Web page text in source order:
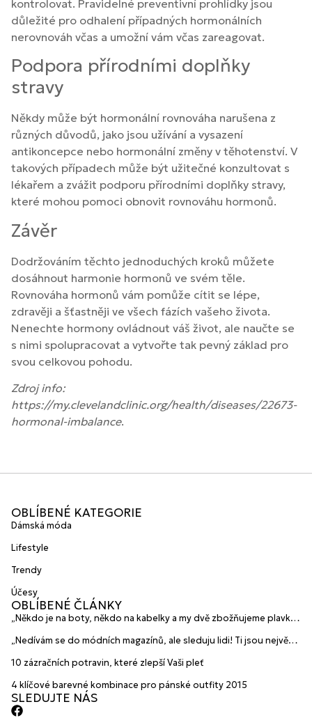
kontrolovat. Pravidelné preventivní prohlídky jsou
důležité pro odhalení případných hormonálních
nerovnováh včas a umožní vám včas zareagovat.
Podpora přírodními doplňky
stravy
Někdy může být hormonální rovnováha narušena z
různých důvodů, jako jsou užívání a vysazení
antikoncepce nebo hormonální změny v těhotenství. V
takových případech může být užitečné konzultovat s
lékařem a zvážit podporu přírodními doplňky stravy,
které mohou pomoci obnovit rovnováhu hormonů.
Závěr
Dodržováním těchto jednoduchých kroků můžete
dosáhnout harmonie hormonů ve svém těle.
Rovnováha hormonů vám pomůže cítit se lépe,
zdravěji a šťastněji ve všech fázích vašeho života.
Nenechte hormony ovládnout váš život, ale naučte se
s nimi spolupracovat a vytvořte tak pevný základ pro
svou celkovou pohodu.
Zdroj info:
https://my.clevelandclinic.org/health/diseases/22673-
hormonal-imbalance.
OBLÍBENÉ KATEGORIE
Dámská móda
Lifestyle
Trendy
Účesy
OBLÍBENÉ ČLÁNKY
„Někdo je na boty, někdo na kabelky a my dvě zbožňujeme plavky“
HANAJANA Swimwear
„Nedívám se do módních magazínů, ale sleduju lidi! Ti jsou největší
10 zázračních potravin, které zlepší Vaši pleť
4 klíčové barevné kombinace pro pánské outfity 2015
SLEDUJTE NÁS